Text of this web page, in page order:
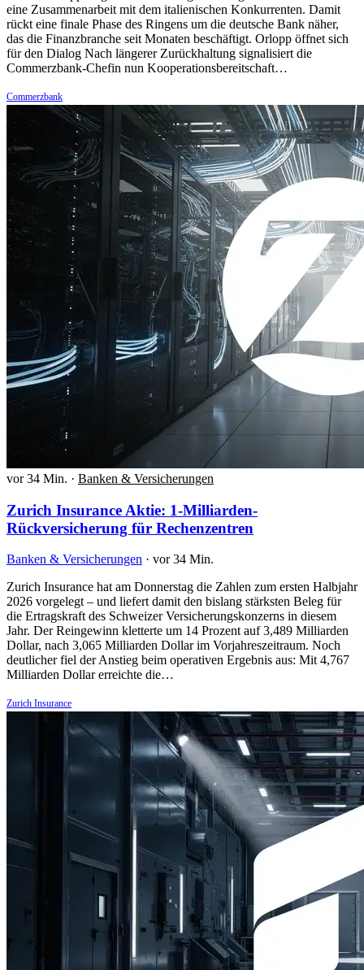
eine Zusammenarbeit mit dem italienischen Konkurrenten. Damit
rückt eine finale Phase des Ringens um die deutsche Bank näher,
das die Finanzbranche seit Monaten beschäftigt. Orlopp öffnet sich
für den Dialog Nach längerer Zurückhaltung signalisiert die
Commerzbank-Chefin nun Kooperationsbereitschaft…
Commerzbank
vor 34 Min. · Banken & Versicherungen
Zurich Insurance Aktie: 1-Milliarden-
Rückversicherung für Rechenzentren
Banken & Versicherungen · vor 34 Min.
Zurich Insurance hat am Donnerstag die Zahlen zum ersten Halbjahr
2026 vorgelegt – und liefert damit den bislang stärksten Beleg für
die Ertragskraft des Schweizer Versicherungskonzerns in diesem
Jahr. Der Reingewinn kletterte um 14 Prozent auf 3,489 Milliarden
Dollar, nach 3,065 Milliarden Dollar im Vorjahreszeitraum. Noch
deutlicher fiel der Anstieg beim operativen Ergebnis aus: Mit 4,767
Milliarden Dollar erreichte die…
Zurich Insurance